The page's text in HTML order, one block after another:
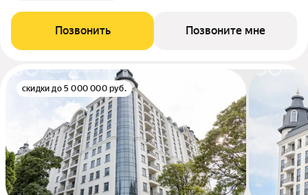
Позвонить Позвоните мне
скидки до 5 000 000 руб.